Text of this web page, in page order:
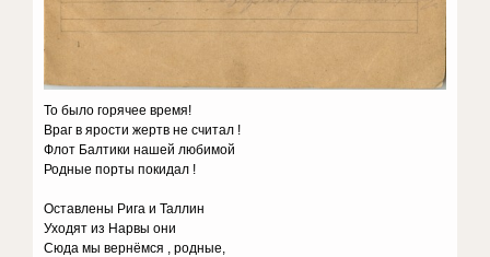
То было горячее время!
Враг в ярости жертв не считал !
Флот Балтики нашей любимой
Родные порты покидал !
Оставлены Рига и Таллин
Уходят из Нарвы они
Сюда мы вернёмся , родные,